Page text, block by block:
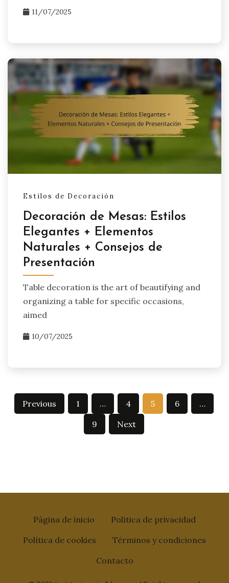
11/07/2025
Estilos de Decoración
Decoración de Mesas: Estilos
Elegantes + Elementos
Naturales + Consejos de
Presentación
Table decoration is the art of beautifying and
organizing a table for specific occasions,
aimed
10/07/2025
Posts
Previous 1 … 4 5 6
…
9
Next
Página de inicio
Política de privacidad
Política de cookies
Términos y condiciones
Contacto